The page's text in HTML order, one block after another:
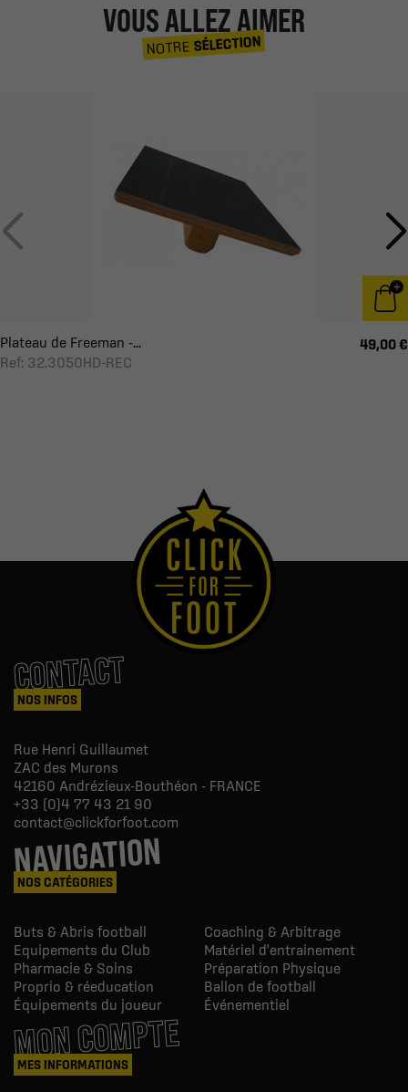
VOUS ALLEZ AIMER
NOTRESÉLECTION
Plateau de Freeman -...
Ref: 32.3050HD-REC
49,00 €
CONTACT
NOS INFOS
Rue Henri Guillaumet
ZAC des Murons
42160 Andrézieux-Bouthéon - FRANCE
+33 (0)4 77 43 21 90
contact@clickforfoot.com
NAVIGATION
NOS CATÉGORIES
Buts & Abris football
Coaching & Arbitrage
Equipements du Club
Matériel d'entrainement
Pharmacie & Soins
Préparation Physique
Proprio & réeducation
Ballon de football
Équipements du joueur
Événementiel
MON COMPTE
MES INFORMATIONS